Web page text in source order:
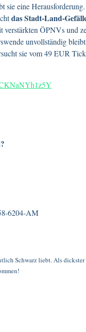
sie eine
das Stadt-Land-
ÖPNVs und
unvollständig
sie vom 49 EUR
Schwarz liebt. Als